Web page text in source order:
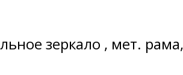
зеркало , мет.